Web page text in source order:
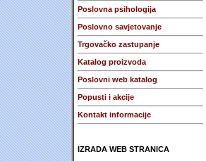
Poslovna psihologija
Poslovno savjetovanje
Trgovačko zastupanje
Katalog proizvoda
Poslovni web katalog
Popusti i akcije
Kontakt informacije
IZRADA WEB STRANICA